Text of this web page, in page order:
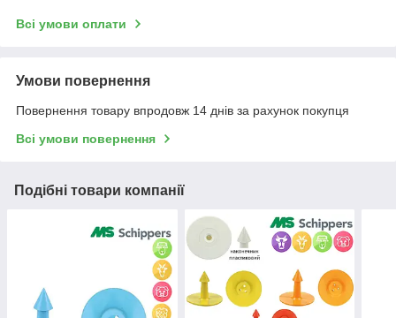
Всі умови оплати
Умови повернення
Повернення товару впродовж 14 днів за рахунок покупця
Всі умови повернення
Подібні товари компанії